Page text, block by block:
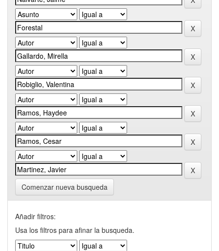
Comenzar nueva busqueda
Añadir filtros:
Usa los filtros para afinar la busqueda.